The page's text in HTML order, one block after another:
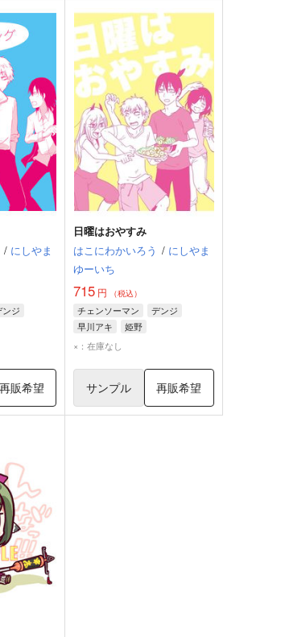
/ にしやま
ンジ
再販希望
日曜はおやすみ
はこにわかいろう / にしやま
ゆーいち
715 円 （税込）
チェンソーマン
デンジ
早川アキ
姫野
×：在庫なし
サンプル 再販希望